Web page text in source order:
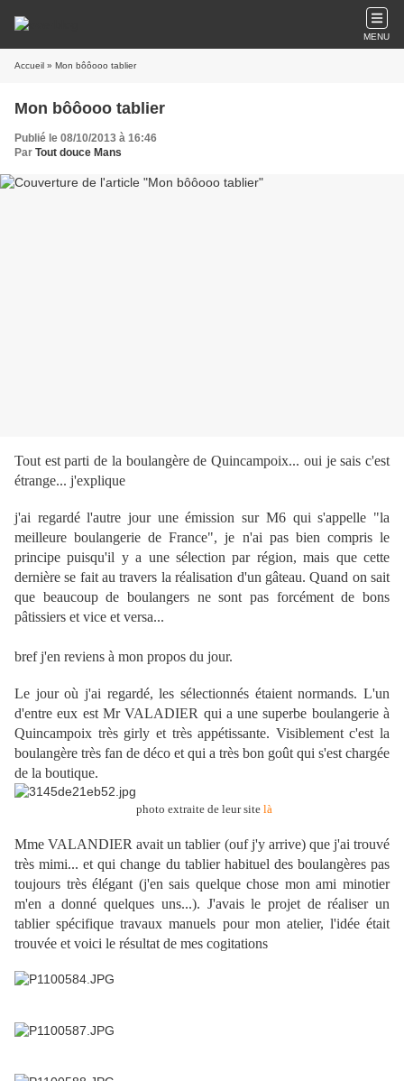
MENU
Accueil » Mon bôôooo tablier
Mon bôôooo tablier
Publié le 08/10/2013 à 16:46
Par Tout douce Mans
Tout est parti de la boulangère de Quincampoix... oui je sais c'est
étrange... j'explique
j'ai regardé l'autre jour une émission sur M6 qui s'appelle "la
meilleure boulangerie de France", je n'ai pas bien compris le
principe puisqu'il y a une sélection par région, mais que cette
dernière se fait au travers la réalisation d'un gâteau. Quand on sait
que beaucoup de boulangers ne sont pas forcément de bons
pâtissiers et vice et versa...
bref j'en reviens à mon propos du jour.
Le jour où j'ai regardé, les sélectionnés étaient normands. L'un
d'entre eux est Mr VALADIER qui a une superbe boulangerie à
Quincampoix très girly et très appétissante. Visiblement c'est la
boulangère très fan de déco et qui a très bon goût qui s'est chargée
de la boutique.
photo extraite de leur site là
Mme VALANDIER avait un tablier (ouf j'y arrive) que j'ai trouvé
très mimi... et qui change du tablier habituel des boulangères pas
toujours très élégant (j'en sais quelque chose mon ami minotier
m'en a donné quelques uns...). J'avais le projet de réaliser un
tablier spécifique travaux manuels pour mon atelier, l'idée était
trouvée et voici le résultat de mes cogitations